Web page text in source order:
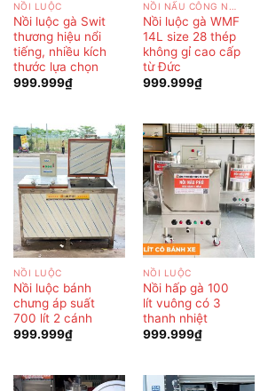
NỒI LUỘC
Nồi luộc gà Swit
thương hiệu nổi
tiếng, nhiều kích
thước lựa chọn
999.999₫
Nồi luộc gà WMF
14L size 28 thép
không gỉ cao cấp
từ Đức
999.999₫
NỒI LUỘC
Nồi luộc bánh
chưng áp suất
700 lít 2 cánh
999.999₫
NỒI LUỘC
Nồi hấp gà 100
lít vuông có 3
thanh nhiệt
999.999₫